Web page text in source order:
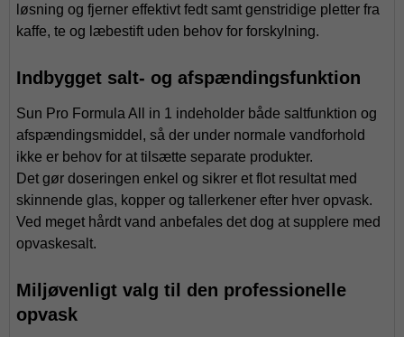
løsning og fjerner effektivt fedt samt genstridige pletter fra
kaffe, te og læbestift uden behov for forskylning.
Indbygget salt- og afspændingsfunktion
Sun Pro Formula All in 1 indeholder både saltfunktion og
afspændingsmiddel, så der under normale vandforhold
ikke er behov for at tilsætte separate produkter.
Det gør doseringen enkel og sikrer et flot resultat med
skinnende glas, kopper og tallerkener efter hver opvask.
Ved meget hårdt vand anbefales det dog at supplere med
opvaskesalt.
Miljøvenligt valg til den professionelle
opvask